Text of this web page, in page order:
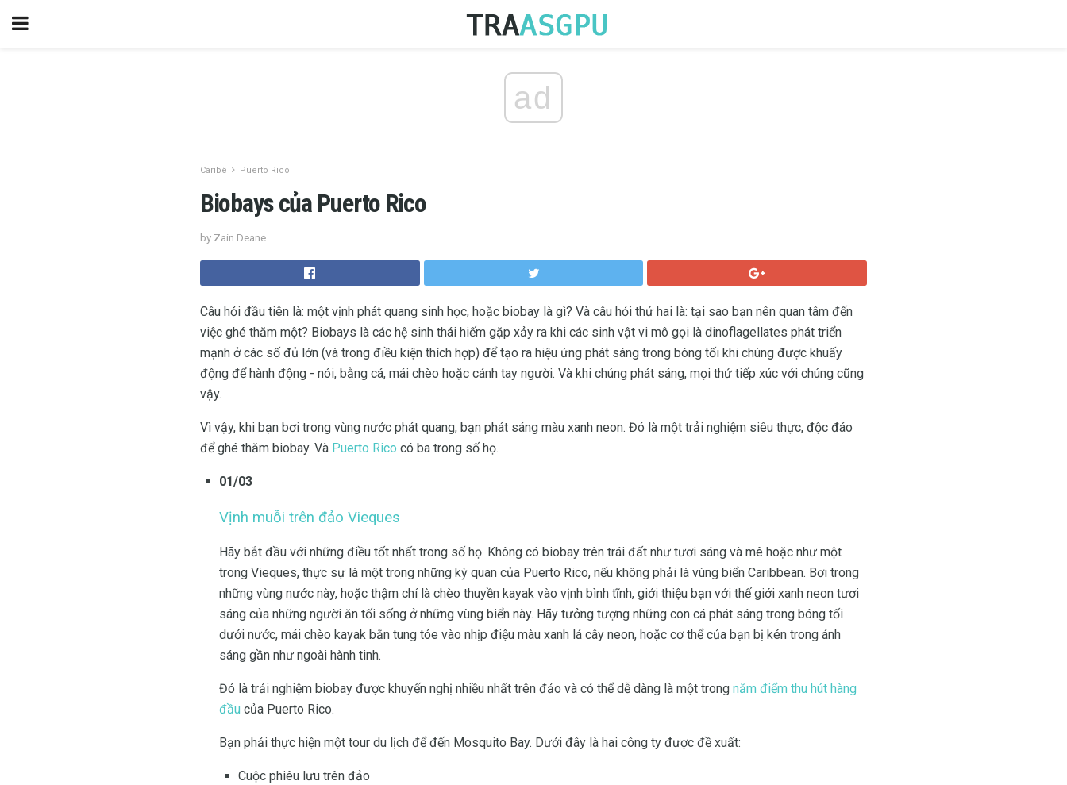
ad
Caribê Puerto Rico
Biobays của Puerto Rico
by Zain Deane
Câu hỏi đầu tiên là: một vịnh phát quang sinh học, hoặc biobay là gì? Và câu hỏi thứ hai là: tại sao bạn nên quan tâm đến
việc ghé thăm một? Biobays là các hệ sinh thái hiếm gặp xảy ra khi các sinh vật vi mô gọi là dinoflagellates phát triển
mạnh ở các số đủ lớn (và trong điều kiện thích hợp) để tạo ra hiệu ứng phát sáng trong bóng tối khi chúng được khuấy
động để hành động - nói, bằng cá, mái chèo hoặc cánh tay người. Và khi chúng phát sáng, mọi thứ tiếp xúc với chúng cũng
vậy.
Vì vậy, khi bạn bơi trong vùng nước phát quang, bạn phát sáng màu xanh neon. Đó là một trải nghiệm siêu thực, độc đáo
để ghé thăm biobay. Và Puerto Rico có ba trong số họ.
01/03
Vịnh muỗi trên đảo Vieques
Hãy bắt đầu với những điều tốt nhất trong số họ. Không có biobay trên trái đất như tươi sáng và mê hoặc như một
trong Vieques, thực sự là một trong những kỳ quan của Puerto Rico, nếu không phải là vùng biển Caribbean. Bơi trong
những vùng nước này, hoặc thậm chí là chèo thuyền kayak vào vịnh bình tĩnh, giới thiệu bạn với thế giới xanh neon tươi
sáng của những người ăn tối sống ở những vùng biển này. Hãy tưởng tượng những con cá phát sáng trong bóng tối
dưới nước, mái chèo kayak bắn tung tóe vào nhịp điệu màu xanh lá cây neon, hoặc cơ thể của bạn bị kén trong ánh
sáng gần như ngoài hành tinh.
Đó là trải nghiệm biobay được khuyến nghị nhiều nhất trên đảo và có thể dễ dàng là một trong năm điểm thu hút hàng
đầu của Puerto Rico.
Bạn phải thực hiện một tour du lịch để đến Mosquito Bay. Dưới đây là hai công ty được đề xuất:
Cuộc phiêu lưu trên đảo